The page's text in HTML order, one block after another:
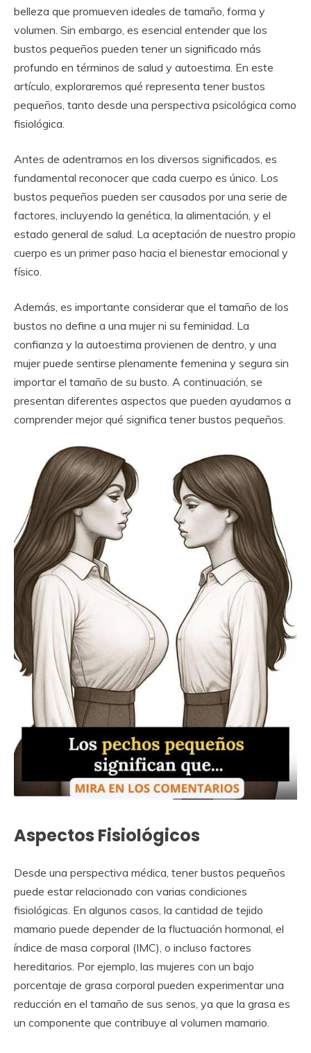
belleza que promueven ideales de tamaño, forma y
volumen. Sin embargo, es esencial entender que los
bustos pequeños pueden tener un significado más
profundo en términos de salud y autoestima. En este
artículo, exploraremos qué representa tener bustos
pequeños, tanto desde una perspectiva psicológica como
fisiológica.
Antes de adentrarnos en los diversos significados, es
fundamental reconocer que cada cuerpo es único. Los
bustos pequeños pueden ser causados por una serie de
factores, incluyendo la genética, la alimentación, y el
estado general de salud. La aceptación de nuestro propio
cuerpo es un primer paso hacia el bienestar emocional y
físico.
Además, es importante considerar que el tamaño de los
bustos no define a una mujer ni su feminidad. La
confianza y la autoestima provienen de dentro, y una
mujer puede sentirse plenamente femenina y segura sin
importar el tamaño de su busto. A continuación, se
presentan diferentes aspectos que pueden ayudarnos a
comprender mejor qué significa tener bustos pequeños.
Aspectos Fisiológicos
Desde una perspectiva médica, tener bustos pequeños
puede estar relacionado con varias condiciones
fisiológicas. En algunos casos, la cantidad de tejido
mamario puede depender de la fluctuación hormonal, el
índice de masa corporal (IMC), o incluso factores
hereditarios. Por ejemplo, las mujeres con un bajo
porcentaje de grasa corporal pueden experimentar una
reducción en el tamaño de sus senos, ya que la grasa es
un componente que contribuye al volumen mamario.